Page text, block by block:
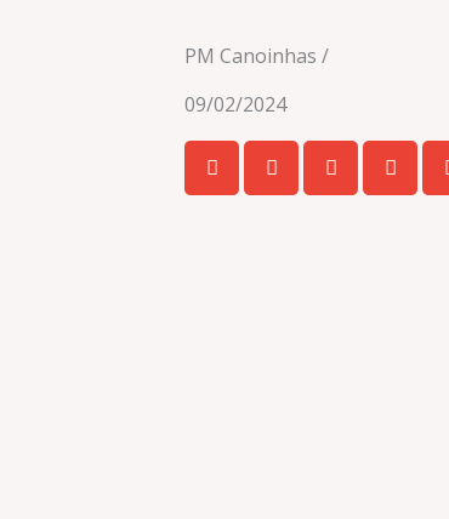
PM Canoinhas /
09/02/2024